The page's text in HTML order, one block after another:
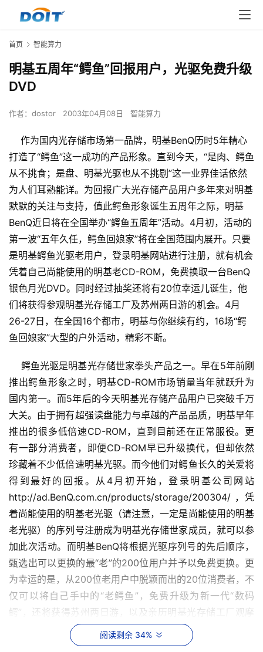
首页 智能算力
明基五周年“鳄鱼”回报用户，光驱免费升级
DVD
作者： dostor 2003年04月08日 智能算力
作为国内光存储市场第一品牌，明基BenQ历时5年精心
打造了“鳄鱼”这一成功的产品形象。直到今天，“是肉、鳄鱼
从不挑食；是盘、明基光驱也从不挑剔”这一业界佳话依然
为人们耳熟能详。为回报广大光存储产品用户多年来对明基
默默的关注与支持，值此鳄鱼形象诞生五周年之际，明基
BenQ近日将在全国举办“鳄鱼五周年”活动。4月初，活动的
第一波“五年久任，鳄鱼回娘家”将在全国范围内展开。只要
是明基鳄鱼光驱老用户，登录明基网站进行注册，就有机会
凭着自己尚能使用的明基老CD-ROM，免费换取一台BenQ
银色月光DVD。同时经过抽奖还将有20位幸运儿诞生，他
们将获得参观明基光存储工厂及苏州两日游的机会。4月
26-27日，在全国16个都市，明基与你继续有约，16场“鳄
鱼回娘家”大型的户外活动，精彩不断。
鳄鱼光驱是明基光存储世家拳头产品之一。早在5年前刚
推出鳄鱼形象之时，明基CD-ROM市场销量当年就跃升为
国内第一。而5年后的今天明基光存储产品用户已突破千万
大关。由于拥有超强读盘能力与卓越的产品品质，明基早年
推出的很多低倍速CD-ROM，直到目前还在正常服役。更
有一部分消费者，即便CD-ROM早已升级换代，但却依然
珍藏着不少低倍速明基光驱。而今他们对鳄鱼长久的关爱将
得到最好的回报。从4月初开始，登录明基公司网站
http://ad.BenQ.com.cn/products/storage/200304/ ，凭
着尚能使用的明基老光驱（请注意，一定是尚能使用的明基
老光驱）的序列号注册成为明基光存储世家成员，就可以参
加此次活动。而明基BenQ将根据光驱序列号的先后顺序，
甄选出可以更换的最“老”的200位用户并予以免费更换。更
为幸运的是，从200位老用户中脱颖而出的20位消费者，不
仅可以将自己手中的“老鳄鱼”，免费升级为新一代“数码
鳄”，还将获得苏州两日游，以及亲历明基光存储工厂观摩
“鳄鱼”诞生的机会。当然没有入选的用户也不用着急，一方
面有机会得到精美的鳄鱼五周年纪念品，另一方面在26-27
阅读剩余 34%